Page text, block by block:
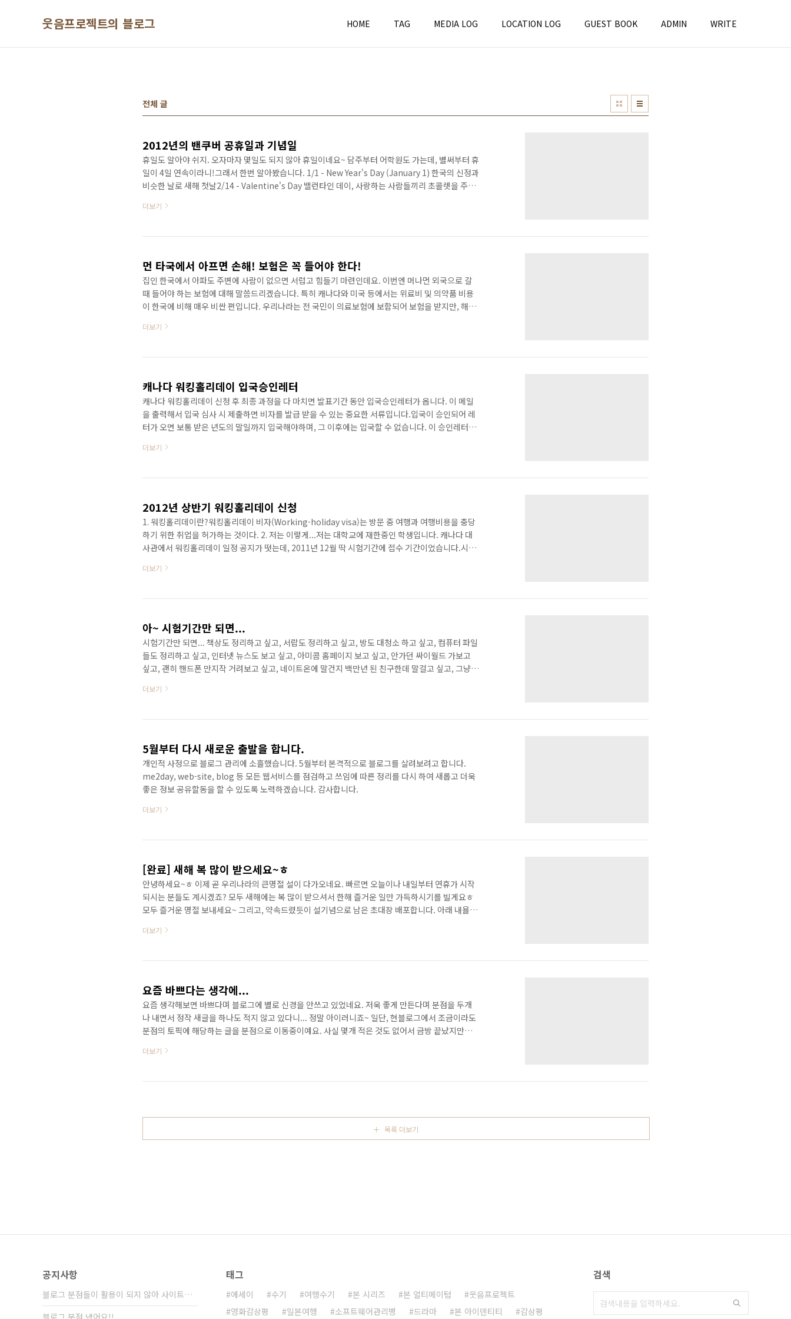
웃음프로젝트의 블로그 HOME TAG MEDIA LOG LOCATION LOG GUEST BOOK ADMIN WRITE
전체 글
2012년의 밴쿠버 공휴일과 기념일
휴일도 알아야 쉬지. 오자마자 몇일도 되지 않아 휴일이네요~ 담주부터 어학원도 가는데, 별써부터 휴
일이 4일 연속이라니!그래서 한번 알아봤습니다. 1/1 - New Year's Day (January 1) 한국의 신정과
비슷한 날로 새해 첫날2/14 - Valentine's Day 밸런타인 데이, 사랑하는 사람들끼리 초콜렛을 주고
Before Easter Sunday) 성주간(聖週間)(?) 중 금요일로서, 수난일(?)이라고도 하고 그리스도의 십
활 주일4/9 - E..
더보기
먼 타국에서 아프면 손해! 보험은 꼭 들어야 한다!
집인 한국에서 아파도 주변에 사람이 없으면 서럽고 힘들기 마련인데요. 이번엔 머나먼 외국으로 갈
때 들어야 하는 보험에 대해 말씀드리겠습니다. 특히 캐나다와 미국 등에서는 위료비 및 의약품 비용
이 한국에 비해 매우 비싼 편입니다. 우리나라는 전 국민이 의료보험에 보함되어 보험을 받지만, 해당
캐나다의 브리티시 콜럼비아주는 6개월 이상의 학생비자로 온 경우로 입국 후 3개월 후에만 가능하
별도의 보험이 꼭 필요한 것입니다!일반적으로 보험은 생명보험, 암보험, 상해보험 들이 있지만, 외국
더보기
캐나다 워킹홀리데이 입국승인레터
캐나다 워킹홀리데이 신청 후 최종 과정을 다 마치면 발표기간 동안 입국승인레터가 옵니다. 이 메일
을 출력해서 입국 심사 시 제출하면 비자를 발급 받을 수 있는 중요한 서류입니다.입국이 승인되어 레
터가 오면 보통 받은 년도의 말일까지 입국해야하며, 그 이후에는 입국할 수 없습니다. 이 승인레터에
적혀 있습니다. 이런 입국승인레터를 받으셨다면, 이제 언제든지 캐나다에 가서 일과 공부, 여행을 할
체)Date: March 13, 2012 UCI: ********** Application: ********** *** ..
더보기
2012년 상반기 워킹홀리데이 신청
1. 워킹홀리데이란?워킹홀리데이 비자(Working-holiday visa)는 방문 중 여행과 여행비용을 충당
하기 위한 취업을 허가하는 것이다. 2. 저는 이렇게...저는 대학교에 재한중인 학생입니다. 캐나다 대
사관에서 워킹홀리데이 일정 공지가 떳는데, 2011년 12월 딱 시험기간에 접수 기간이었습니다.시험
사실 비용도 들고 저 혼자 준비하려 했는데, 생각보다 만만치 않더군요. 온갖 서류 작성법, 서류 작성
알아보고 확인 해나야 한다는 겁니다. 또한, 이런 대행사들은 현지와 연결되어 있어 빠른 정보 ..
더보기
아~ 시험기간만 되면...
시험기간만 되면... 책상도 정리하고 싶고, 서랍도 정리하고 싶고, 방도 대청소 하고 싶고, 컴퓨터 파일
들도 정리하고 싶고, 인터넷 뉴스도 보고 싶고, 아미콤 홈페이지 보고 싶고, 안가던 싸이월드 가보고
싶고, 괜히 핸드폰 만지작 거려보고 싶고, 네이트온에 말건지 백만년 된 친구한데 말걸고 싶고, 그냥
게 더 하고 싶어지는지... 미스테리야 미스테리!! 아~ 이번주 토요일부터 시험일 뿐이고, 토요일은 내
고, 놀고만 싶을 뿐이고, 걱정만 많아질 뿐이고, 소스도 별로 못 건졌을 뿐이고, 공부도 안했을 뿐이
더보기
5월부터 다시 새로운 출발을 합니다.
개인적 사정으로 블로그 관리에 소흘했습니다. 5월부터 본격적으로 블로그를 살려보려고 합니다.
me2day, web-site, blog 등 모든 웹서비스를 점검하고 쓰임에 따른 정리를 다시 하여 새롭고 더욱
좋은 정보 공유할동을 할 수 있도록 노력하겠습니다. 감사합니다.
더보기
[완료] 새해 복 많이 받으세요~ㅎ
안녕하세요~ㅎ 이제 곧 우리나라의 큰명절 설이 다가오네요. 빠르면 오늘이나 내일부터 연휴가 시작
되시는 분들도 계시겠죠? 모두 새해에는 복 많이 받으셔서 한해 즐거운 일만 가득하시기를 빌게요ㅎ
모두 즐거운 명절 보내세요~ 그리고, 약속드렸듯이 설기념으로 남은 초대장 배포합니다. 아래 내욜 보
배포가 끝나벼렸네요~ 제가 가지고 있는거 전부 드렸는데.. 못받으신분들이 너무 많아 죄송합니다.
하네요! i n v i t a t i o n 티스토리 초대장 + 남은 초대장 수 : 07 티스토리 블로그는 초대에 의해서만
더보기
요즘 바쁘다는 생각에...
요즘 생각해보면 바쁘다며 블로그에 별로 신경을 안쓰고 있었네요. 저욱 좋게 만든다며 분점을 두개
나 내면서 정작 새글을 하나도 적지 않고 있다니... 정말 아이러니죠~ 일단, 현블로그에서 조금이라도
분점의 토픽에 해당하는 글을 분점으로 이동중이예요. 사실 몇개 적은 것도 없어서 금방 끝났지만요.
는 핑계아닌 핑계로 미투데이에 올렸던 짤막한 글들이 모여 블로그를 도배하고 있네요;; 처음에는 이
에 적히니.. 이 무슨 정원의 잡초같다는 생각이 들정도네요; 그래서 일단, 요 블로그에 올라오는 미투
더보기
목록 더보기
공지사항
블로그 분점들이 활용이 되지 않아 사이트가 통⋯
블로그 분점 냈어요!!
태그
에세이 수기 여행수기 본 시리즈 본 얼티메이텀
웃음프로젝트
영화감상평
일본여행 소프트웨어관리병 드라마 본 아이덴티티 감상평
검색